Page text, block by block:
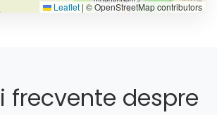
Leaflet | © OpenStreetMap contributors
frecvente despre